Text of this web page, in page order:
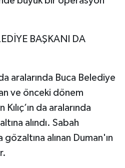
BAŞKANI DA
aralarında Buca Belediye
ve önceki dönem
da aralarında
alındı. Sabah
alınan Duman'ın